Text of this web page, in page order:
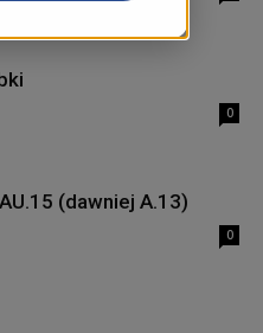
0
(dawniej A.13)
0